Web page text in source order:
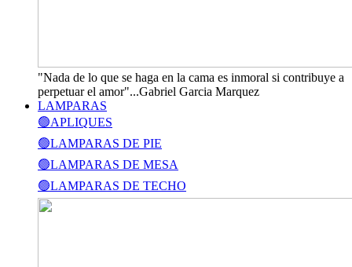
"Nada de lo que se haga en la cama es inmoral si contribuye a
perpetuar el amor"...Gabriel Garcia Marquez
LAMPARAS
🟢APLIQUES
🟢LAMPARAS DE PIE
🟢LAMPARAS DE MESA
🟢LAMPARAS DE TECHO